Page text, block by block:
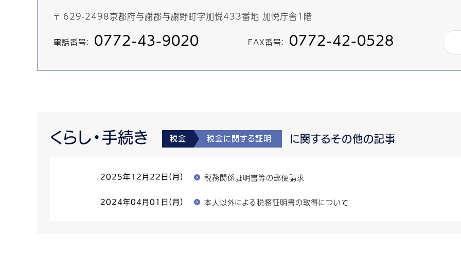
〒 629-2498京都府与謝郡与謝野町字加悦433番地 加悦庁舎1階
電話番号： 0772-43-9020 FAX番号： 0772-42-0528
くらし・手続き 税金 税金に関する証明 に関するその他の記事
2025年12月22日(月) 税務関係証明書等の郵便請求
2024年04月01日(月) 本人以外による税務証明書の取得について